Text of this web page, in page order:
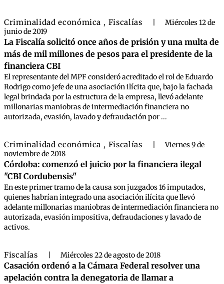
Criminalidad económica , Fiscalías
Miércoles 12 de
junio de 2019
La Fiscalía solicitó once años de prisión y una multa de
más de mil millones de pesos para el presidente de la
financiera CBI
El representante del MPF consideró acreditado el rol de Eduardo
Rodrigo como jefe de una asociación ilícita que, bajo la fachada
legal brindada por la estructura de la empresa, llevó adelante
millonarias maniobras de intermediación financiera no
autorizada, evasión, lavado y defraudación por ...
Criminalidad económica , Fiscalías
Viernes 9 de
noviembre de 2018
Córdoba: comenzó el juicio por la financiera ilegal
"CBI Cordubensis"
En este primer tramo de la causa son juzgados 16 imputados,
quienes habrían integrado una asociación ilícita que llevó
adelante millonarias maniobras de intermediación financiera no
autorizada, evasión impositiva, defraudaciones y lavado de
activos.
Fiscalías Miércoles 22 de agosto de 2018
Casación ordenó a la Cámara Federal resolver una
apelación contra la denegatoria de llamar a